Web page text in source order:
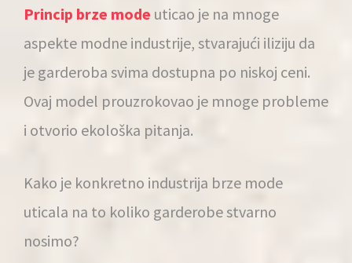
Princip brze mode uticao je na mnoge
aspekte modne industrije, stvarajući iliziju da
je garderoba svima dostupna po niskoj ceni.
Ovaj model prouzrokovao je mnoge probleme
i otvorio ekološka pitanja.
Kako je konkretno industrija brze mode
uticala na to koliko garderobe stvarno
nosimo?